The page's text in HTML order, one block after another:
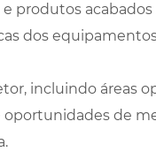
produtos
dos
incluindo áreas
de